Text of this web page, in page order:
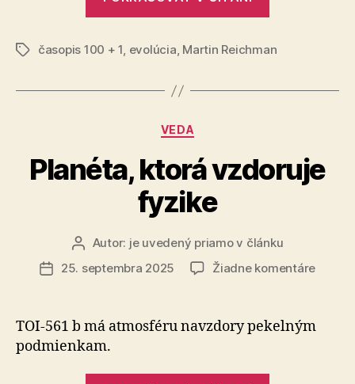
panvy“
Značkyčasopis 100 + 1, evolúcia, Martin Reichman
Kategórie
VEDA
Planéta, ktorá vzdoruje
fyzike
AutorAutor: je uvedený priamo v článku
Dátum
25. septembra 2025 Žiadne komentárena
TOI-561 b má atmosféru navzdory pekelným
pod­mien­kam.